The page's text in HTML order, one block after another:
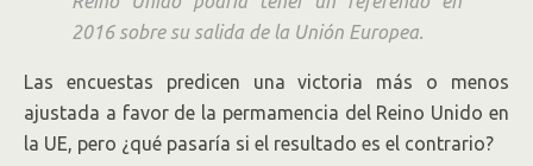
2016 sobre su salida de la Unión Europea.
Las encuestas predicen una victoria más o menos
ajustada a favor de la permamencia del Reino Unido en
la UE, pero ¿qué pasaría si el resultado es el contrario?